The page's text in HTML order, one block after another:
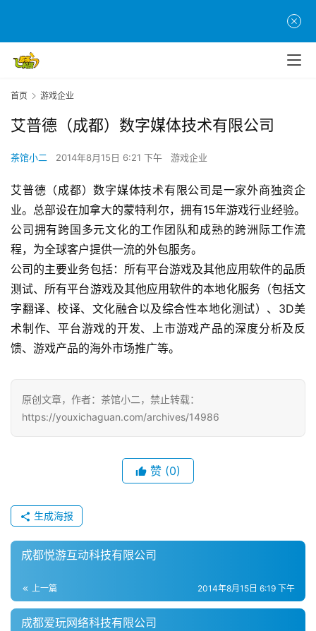
首
游
茶
原
游
戏
业
界
手
机
游
戏
机
游
戏
游
戏
2
首页 游戏企业
艾普德（成都）数字媒体技术有限公司
茶馆小二 2014年8月15日 6:21 下午 游戏企业
艾普德（成都）数字媒体技术有限公司是一家外商独资企
业。总部设在加拿大的蒙特利尔，拥有15年游戏行业经验。
公司拥有跨国多元文化的工作团队和成熟的跨洲际工作流
程，为全球客户提供一流的外包服务。
公司的主要业务包括：所有平台游戏及其他应用软件的品质
测试、所有平台游戏及其他应用软件的本地化服务（包括文
字翻译、校译、文化融合以及综合性本地化测试）、3D美
术制作、平台游戏的开发、上市游戏产品的深度分析及反
馈、游戏产品的海外市场推广等。
原创文章，作者：茶馆小二，禁止转载：
https://youxichaguan.com/archives/14986
赞 (0)
生成海报
成都悦游互动科技有限公司
上一篇 2014年8月15日 6:19 下午
成都爱玩网络科技有限公司